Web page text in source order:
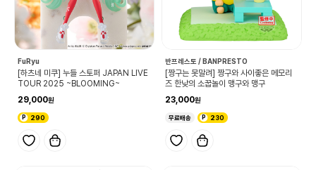
FuRyu
[하츠네 미쿠] 누들 스토퍼 JAPAN LIVE
TOUR 2025 ~BLOOMING~
29,000
290
반프레스토 / BANPRESTO
[짱구는 못말려] 짱구와 사이좋은 메모리
즈 한낮의 소꿉놀이 맹구와 맹구
23,000
무료배송 230